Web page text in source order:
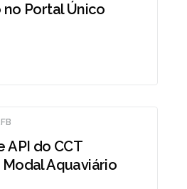
Portal Único
API do CCT
Aquaviário